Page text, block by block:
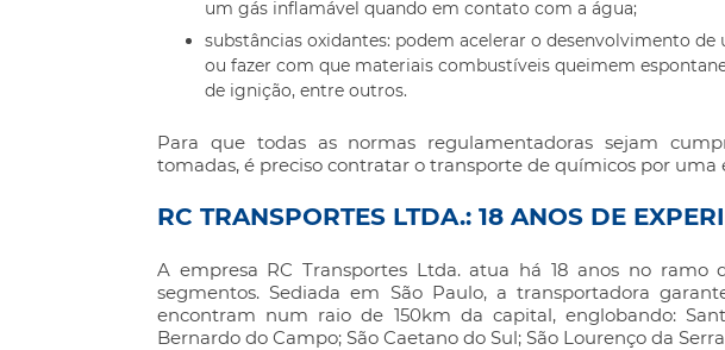
um gás inflamável quando em contato com a água;
substâncias oxidantes: podem acelerar o desenvolvimento
ou fazer com que materiais combustíveis queimem
de ignição, entre outros.
Para que todas as normas regulamentadoras sejam
tomadas, é preciso contratar o transporte de químicos por uma
RC TRANSPORTES LTDA.: 18 ANOS DE
A empresa RC Transportes Ltda. atua há 18 anos no ramo
segmentos. Sediada em São Paulo, a transportadora
encontram num raio de 150km da capital, englobando:
Bernardo do Campo; São Caetano do Sul; São Lourenço da